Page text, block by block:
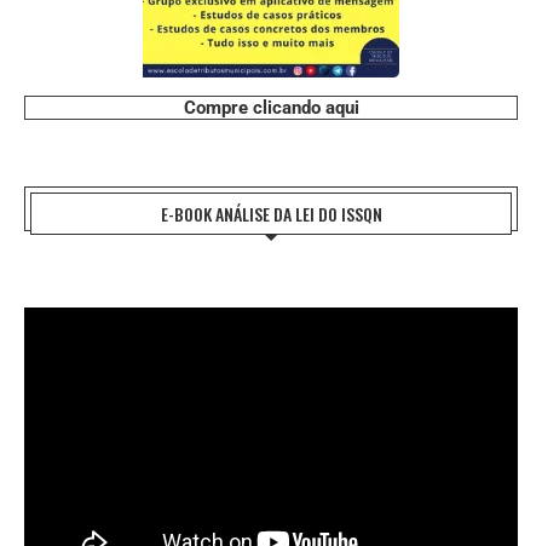
Compre clicando aqui
E-BOOK ANÁLISE DA LEI DO ISSQN